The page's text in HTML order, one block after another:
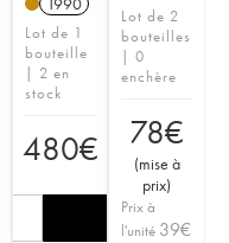
Lot de 1
bouteille
| 2 en
stock
480€
Lot de 2
bouteilles
| 0
enchère
78€
(mise à
prix)
Prix à
l'unité 39€